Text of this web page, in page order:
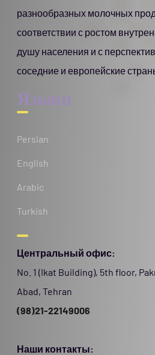
разнообразных молочных
соответствии с ростом
душу населения и с
соседние и европейские
Языки
Persian
English
Arabic
Turkish
Центральный офис:
No. 1 (Ikat Building), 5th floor,
Abad, Tehran
(98)21-22149006
Наши контакты: